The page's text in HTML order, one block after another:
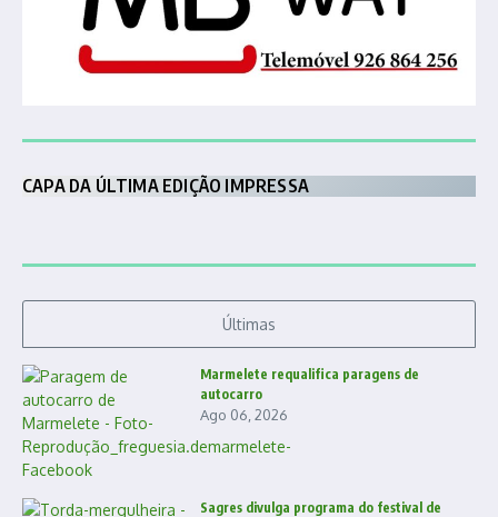
CAPA DA ÚLTIMA EDIÇÃO IMPRESSA
Últimas
Marmelete requalifica paragens de
autocarro
Ago 06, 2026
Sagres divulga programa do festival de